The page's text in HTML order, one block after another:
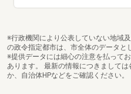
※行政機関により公表していない地域
の政令指定都市は、市全体のデータと
※提供データには細心の注意を払って
あります。 最新の情報につきまして
か、自治体HPなどをご確認ください。